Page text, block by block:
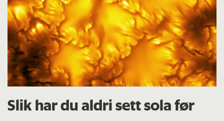
Slik har du aldri sett sola før